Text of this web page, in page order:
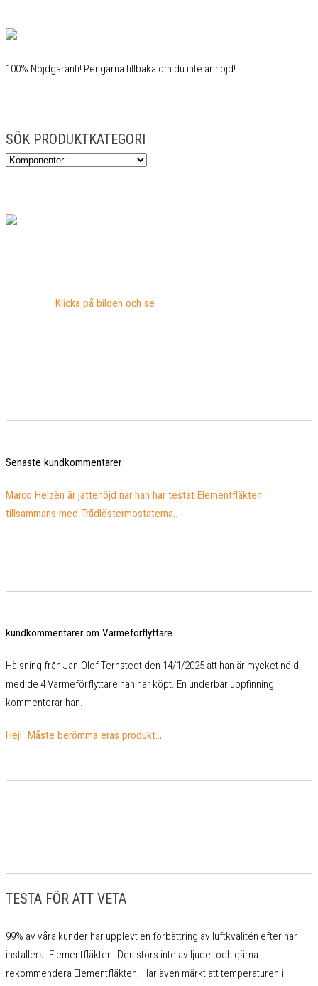
100% Nöjdgaranti! Pengarna tillbaka om du inte är nöjd!
SÖK PRODUKTKATEGORI
Klicka på bilden och se
Senaste kundkommentarer
Marco Helzèn är jättenöjd när han har testat Elementfläkten
tillsammans med Trådlöstermostaterna..
kundkommentarer om Värmeförflyttare
Hälsning från Jan-Olof Ternstedt den 14/1/2025 att han är mycket nöjd
med de 4 Värmeförflyttare han har köpt. En underbar uppfinning
kommenterar han.
Hej! Måste berömma eras produkt..,
TESTA FÖR ATT VETA
99% av våra kunder har upplevt en förbättring av luftkvalitén efter har
installerat Elementfläkten. Den störs inte av ljudet och gärna
rekommendera Elementfläkten. Har även märkt att temperaturen i